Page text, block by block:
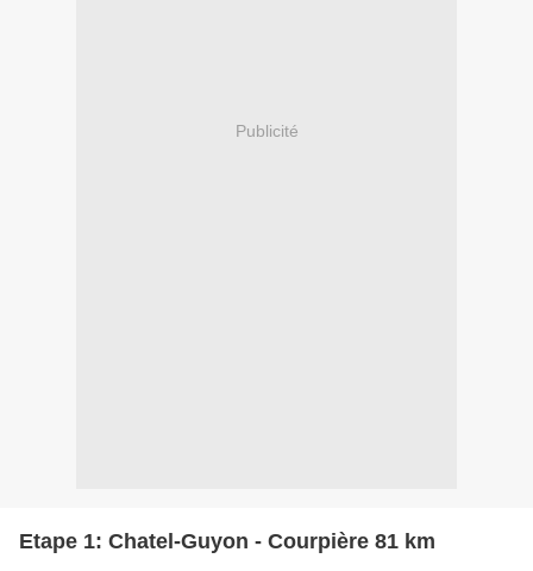
Publicité
Etape 1: Chatel-Guyon - Courpière 81 km